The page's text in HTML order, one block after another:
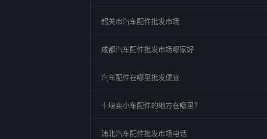
韶关市汽车配件批发市场
成都汽车配件批发市场哪家好
汽车配件在哪里批发便宜
十堰卖小车配件的地方在哪里?
浦北汽车配件批发市场电话